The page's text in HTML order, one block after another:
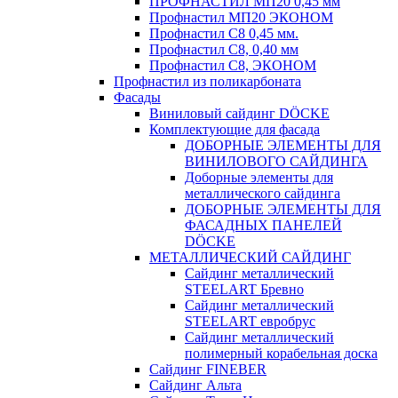
Профнастил МП20 ЭКОНОМ
Профнастил С8 0,45 мм.
Профнастил С8, 0,40 мм
Профнастил С8, ЭКОНОМ
Профнастил из поликарбоната
Фасады
Виниловый сайдинг DÖCKE
Комплектующие для фасада
ДОБОРНЫЕ ЭЛЕМЕНТЫ ДЛЯ
ВИНИЛОВОГО САЙДИНГА
Доборные элементы для
металлического сайдинга
ДОБОРНЫЕ ЭЛЕМЕНТЫ ДЛЯ
ФАСАДНЫХ ПАНЕЛЕЙ
DÖCKE
МЕТАЛЛИЧЕСКИЙ САЙДИНГ
Сайдинг металлический
STEELART Бревно
Сайдинг металлический
STEELART евробрус
Сайдинг металлический
полимерный корабельная доска
Сайдинг FINEBER
Сайдинг Альта